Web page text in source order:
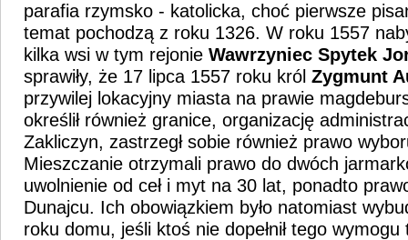
parafia rzymsko - katolicka, choć pierwsze
temat pochodzą z roku 1326. W roku 1557
kilka wsi w tym rejonie Wawrzyniec Spytek
sprawiły, że 17 lipca 1557 roku król Zygmunt
przywilej lokacyjny miasta na prawie
określił również granice, organizację
Zakliczyn, zastrzegł sobie również prawo
Mieszczanie otrzymali prawo do dwóch
uwolnienie od ceł i myt na 30 lat, ponadto
Dunajcu. Ich obowiązkiem było natomiast
roku domu, jeśli ktoś nie dopełnił tego wymogu